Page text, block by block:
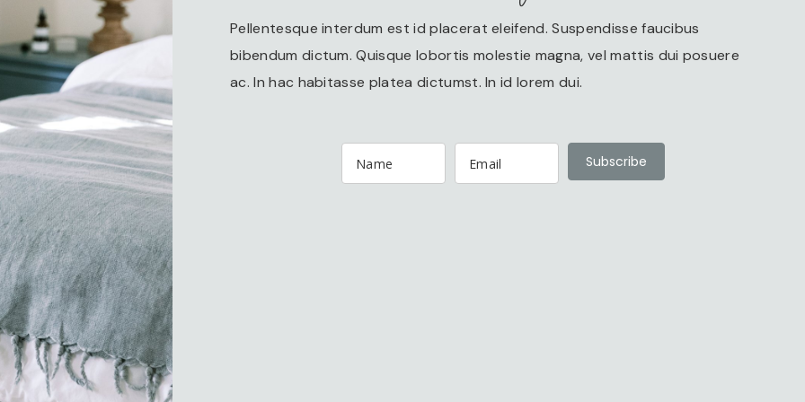
Pellentesque interdum est id placerat eleifend. Suspendisse faucibus
bibendum dictum. Quisque lobortis molestie magna, vel mattis dui posuere
ac. In hac habitasse platea dictumst. In id lorem dui.
Subscribe